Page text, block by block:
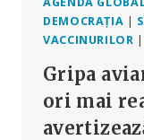
DEMOCRAȚIA |
VACCINURILOR
Gripa
ori mai